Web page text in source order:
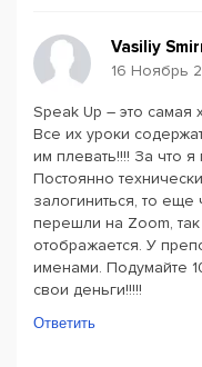
Vasiliy
16 Ноябрь
Speak Up – это самая
Все их уроки
им плевать!!!! За что я
Постоянно
залогиниться, то еще
перешли на Zoom,
отображается. У
именами. Подумайте
свои деньги!!!!!
Ответить